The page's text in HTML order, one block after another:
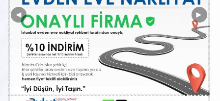
◄ ►